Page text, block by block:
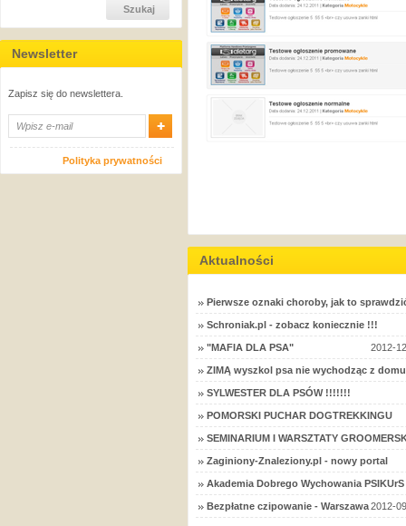
Newsletter
Zapisz się do newslettera.
Polityka prywatności
Aktualności
Pierwsze oznaki choroby, jak to
Schroniak.pl - zobacz koniecznie !!!
"MAFIA DLA PSA" 2012-
ZIMĄ wyszkol psa nie wychodząc z
SYLWESTER DLA PSÓW !!!!!!!
POMORSKI PUCHAR DOGTREKKINGU
SEMINARIUM I WARSZTATY
Zaginiony-Znaleziony.pl - nowy portal
Akademia Dobrego Wychowania
Bezpłatne czipowanie - Warszawa2012-